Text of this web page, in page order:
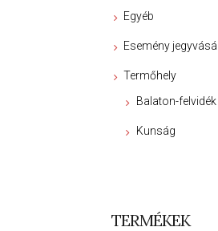
Egyéb
Esemény
Termőhely
Balaton-felvidék
Kunság
TERMÉKEK